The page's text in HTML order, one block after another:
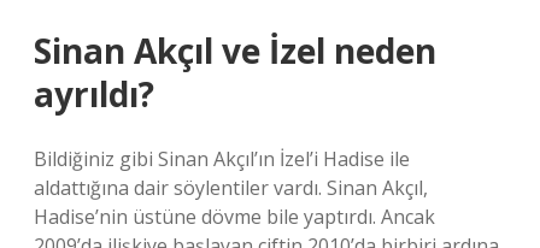
Sinan Akçıl ve İzel neden
ayrıldı?
Bildiğiniz gibi Sinan Akçıl’ın İzel’i Hadise ile
aldattığına dair söylentiler vardı. Sinan Akçıl,
Hadise’nin üstüne dövme bile yaptırdı. Ancak